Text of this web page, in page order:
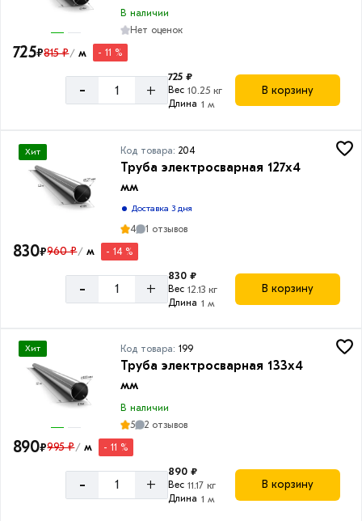
В наличии
Нет оценок
725₽815 ₽/ м - 11 %
- +
725 ₽
Вес 10.25 кг
Длина 1 м
В корзину
Хит Код товара: 204
Труба электросварная 127х4
мм
Доставка 3 дня
4 1 отзывов
830₽960 ₽/ м - 14 %
- +
830 ₽
Вес 12.13 кг
Длина 1 м
В корзину
Хит Код товара: 199
Труба электросварная 133х4
мм
В наличии
5
2 отзывов
890₽995 ₽/ м - 11 %
- +
890 ₽
Вес 11.17 кг
Длина 1 м
В корзину